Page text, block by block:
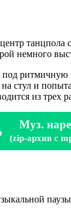
танцпола
немного
под
стул и
из трех
Муз.
(zip-архив с